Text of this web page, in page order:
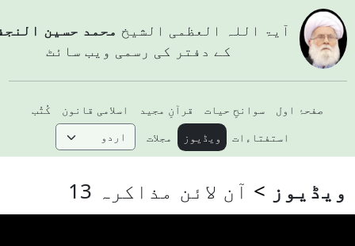
آيۃ اللہ العظمی الشيخمحمد حسین
کے دفتر کی رسمی ویب سائٹ
صفحۂ اول سوانحِ حیات قرآنِ مجید اسلامی قانون
کُتُب
استفتاءات
ویڈیوز مجلات
آن لائن مذاکرہ 13